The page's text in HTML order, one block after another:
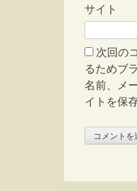
サイト
次回の
るためブ
名前、メ
イトを保